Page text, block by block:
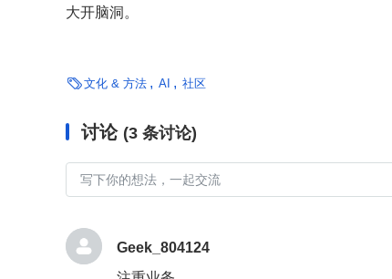
大开脑洞。
文化 & 方法 AI 社区
讨论 (3 条讨论)
Geek_804124